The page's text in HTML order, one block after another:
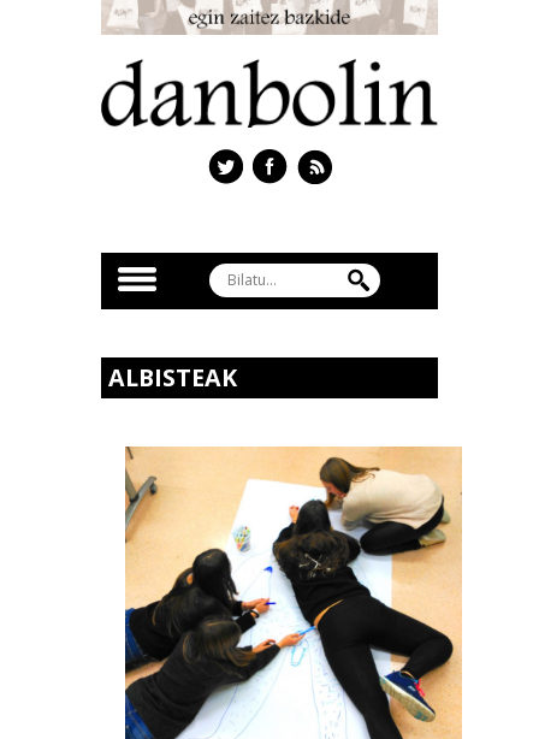
ALBISTEAK